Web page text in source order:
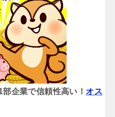
部企業で信頼性高い！オス